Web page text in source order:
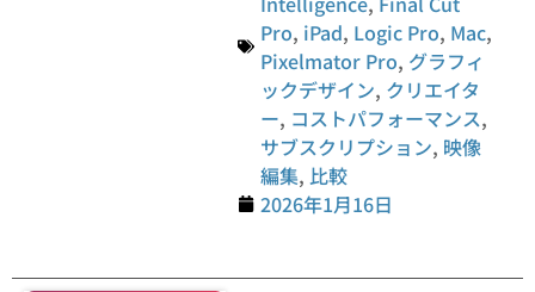
Pro, iPad, Logic Pro, Mac,
Pixelmator Pro, グラフィ
ックデザイン, クリエイタ
ー, コストパフォーマンス,
サブスクリプション, 映像
編集,比較
2026年1月16日